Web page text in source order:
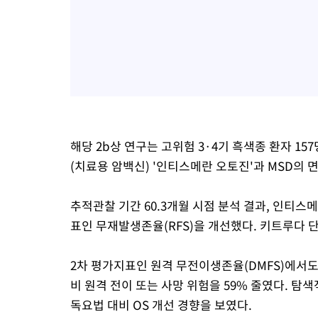
해당 2b상 연구는 고위험 3·4기 흑색종 환자
(치료용 암백신) '인티스메란 오토진'과 MSD의
추적관찰 기간 60.3개월 시점 분석 결과, 인티스
표인 무재발생존율(RFS)을 개선했다. 키트루다
2차 평가지표인 원격 무전이생존율(DMFS)에서
비 원격 전이 또는 사망 위험을 59% 줄였다. 탐
독요법 대비 OS 개선 경향을 보였다.